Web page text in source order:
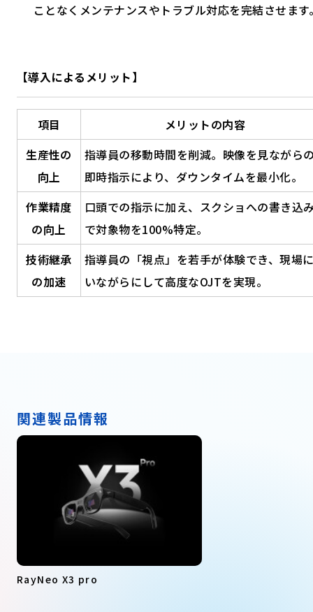
ことなくメンテナンスやトラブル対応を完結させます
【導入によるメリット】
項目
メリットの内容
生産性の
向上
指導員の移動時間を削減。映像を見ながら
即時指示により、ダウンタイムを最小化。
作業精度
の向上
口頭での指示に加え、スクショへの書き込
で対象物を100%特定。
技術継承
の加速
指導員の「視点」を若手が体験でき、現場
いながらにして高度なOJTを実現。
関連製品情報
RayNeo X3 pro